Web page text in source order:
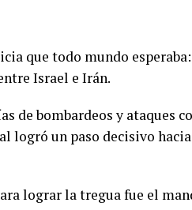
que todo mundo
Israel e Irán.
de bombardeos y ataques
logró un paso decisivo
lograr la tregua fue el